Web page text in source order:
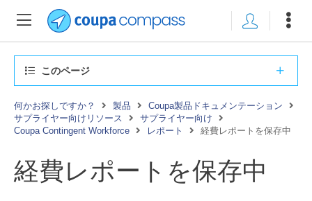
このページ
何かお探しですか？ 製品
Coupa製品ドキュメンテーション
サプライヤー向けリソース
サプライヤー向け
Coupa Contingent Workforce
レポート 経費レポートを保存中
経費レポートを保存中